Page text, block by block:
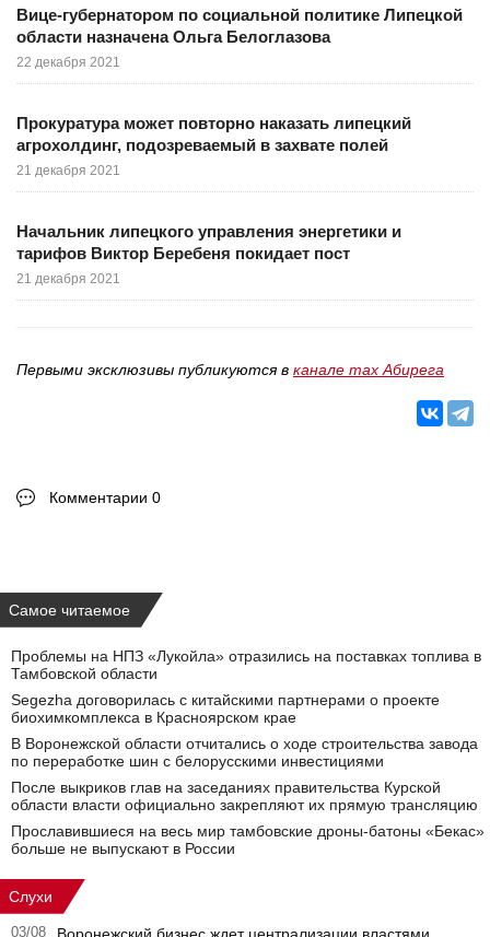
Вице-губернатором по социальной политике Липецкой
области назначена Ольга Белоглазова
22 декабря 2021
Прокуратура может повторно наказать липецкий
агрохолдинг, подозреваемый в захвате полей
21 декабря 2021
Начальник липецкого управления энергетики и
тарифов Виктор Беребеня покидает пост
21 декабря 2021
Первыми эксклюзивы публикуются в канале max Абирега
Комментарии 0
Самое читаемое
Проблемы на НПЗ «Лукойла» отразились на поставках топлива в
Тамбовской области
Segezha договорилась с китайскими партнерами о проекте
биохимкомплекса в Красноярском крае
В Воронежской области отчитались о ходе строительства завода
по переработке шин с белорусскими инвестициями
После выкриков глав на заседаниях правительства Курской
области власти официально закрепляют их прямую трансляцию
Прославившиеся на весь мир тамбовские дроны-батоны «Бекас»
больше не выпускают в России
Слухи
03/08
Воронежский бизнес ждет централизации властями